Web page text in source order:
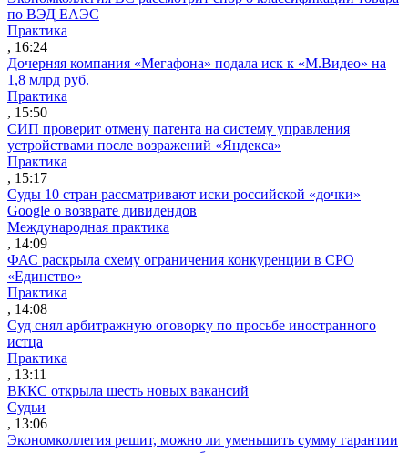
по ВЭД ЕАЭС
Практика
, 16:24
Дочерняя компания «Мегафона» подала иск к «М.Видео» на
1,8 млрд руб.
Практика
, 15:50
СИП проверит отмену патента на систему управления
устройствами после возражений «Яндекса»
Практика
, 15:17
Суды 10 стран рассматривают иски российской «дочки»
Google о возврате дивидендов
Международная практика
, 14:09
ФАС раскрыла схему ограничения конкуренции в СРО
«Единство»
Практика
, 14:08
Суд снял арбитражную оговорку по просьбе иностранного
истца
Практика
, 13:11
ВККС открыла шесть новых вакансий
Судьи
, 13:06
Экономколлегия решит, можно ли уменьшить сумму гарантии